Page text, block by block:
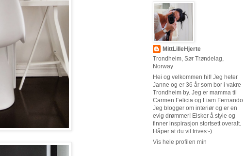
MittLilleHjerte
Trondheim, Sør Trøndelag,
Norway
Hei og velkommen hit! Jeg heter
Janne og er 36 år som bor i vakre
Trondheim by. Jeg er mamma til
Carmen Felicia og Liam Fernando.
Jeg blogger om interiør og er en
evig drømmer! Elsker å style og
finner inspirasjon stortsett overalt.
Håper at du vil trives:-)
Vis hele profilen min